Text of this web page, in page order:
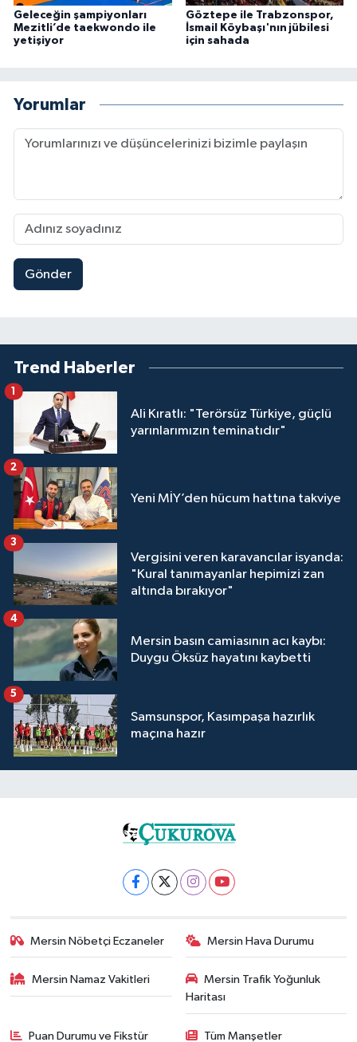
Geleceğin şampiyonları
Mezitli’de taekwondo ile
yetişiyor
Göztepe ile Trabzonspor,
İsmail Köybaşı'nın jübilesi
için sahada
Yorumlar
Gönder
Trend Haberler
Ali Kıratlı: "Terörsüz Türkiye, güçlü
yarınlarımızın teminatıdır"
1
Yeni MİY’den hücum hattına takviye
2
Vergisini veren karavancılar isyanda:
"Kural tanımayanlar hepimizi zan
altında bırakıyor"
3
Mersin basın camiasının acı kaybı:
Duygu Öksüz hayatını kaybetti
4
Samsunspor, Kasımpaşa hazırlık
maçına hazır
5
Mersin Nöbetçi Eczaneler Mersin Hava Durumu
Mersin Namaz Vakitleri
Mersin Trafik Yoğunluk
Haritası
Puan Durumu ve Fikstür Tüm Manşetler